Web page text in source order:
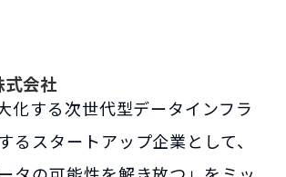
会社
化する次世代型データインフラ
るスタートアップ企業として、